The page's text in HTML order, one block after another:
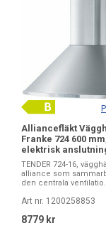
Alliancefläkt
Franke 724 600
elektrisk
TENDER 724-16,
alliance som
den centrala
Art nr. 1200258853
8779 kr